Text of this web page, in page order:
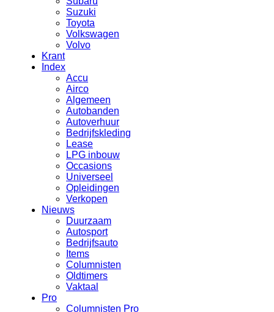
Suzuki
Toyota
Volkswagen
Volvo
Krant
Index
Accu
Airco
Algemeen
Autobanden
Autoverhuur
Bedrijfskleding
Lease
LPG inbouw
Occasions
Universeel
Opleidingen
Verkopen
Nieuws
Duurzaam
Autosport
Bedrijfsauto
Items
Columnisten
Oldtimers
Vaktaal
Pro
Columnisten Pro